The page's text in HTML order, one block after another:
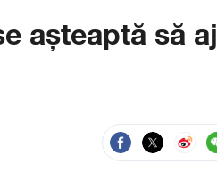
aşteaptă să